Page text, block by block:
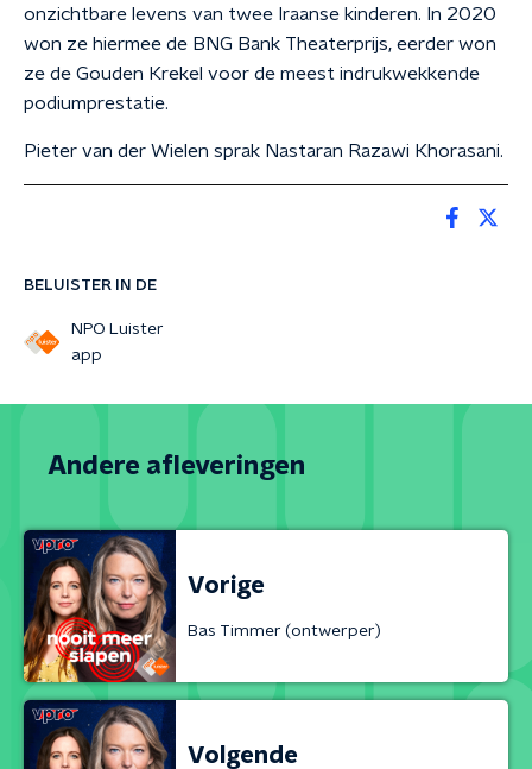
BELUISTER IN DE
NPO Luister
app
onzichtbare levens van twee Iraanse kinderen. In 2020
won ze hiermee de BNG Bank Theaterprijs, eerder won
ze de Gouden Krekel voor de meest indrukwekkende
podiumprestatie.
Pieter van der Wielen sprak Nastaran Razawi Khorasani.
Andere afleveringen
Vorige
Bas Timmer (ontwerper)
Volgende